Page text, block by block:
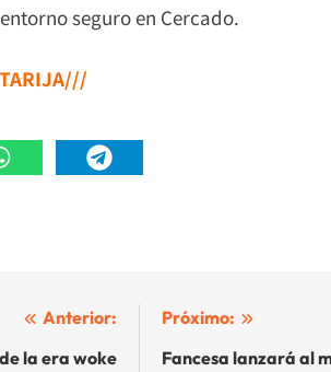
seguro en Cercado.
Anterior:
la era woke
Próximo:
Fancesa lanzará al